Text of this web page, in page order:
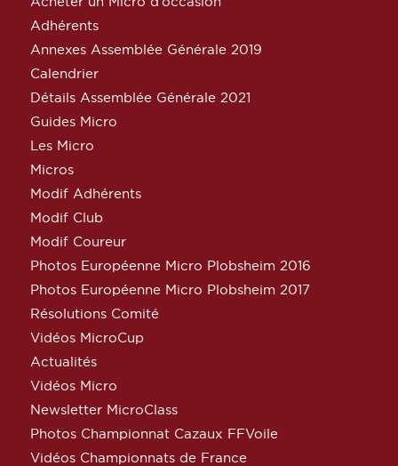
Adhérents
Annexes Assemblée Générale 2019
Calendrier
Détails Assemblée Générale 2021
Guides Micro
Les Micro
Micros
Modif Adhérents
Modif Club
Modif Coureur
Photos Européenne Micro Plobsheim 2016
Photos Européenne Micro Plobsheim 2017
Résolutions Comité
Vidéos MicroCup
Actualités
Vidéos Micro
Newsletter MicroClass
Photos Championnat Cazaux FFVoile
Vidéos Championnats de France